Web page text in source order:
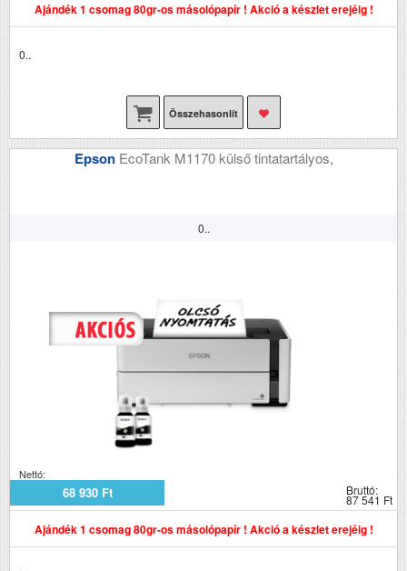
Ajándék 1 csomag 80gr-os másolópapír ! Akció a készlet erejéig !
0..
Összehasonlít
Epson EcoTank M1170 külső tintatartályos,
0..
Nettó:
68 930 Ft Bruttó:
87 541 Ft
Ajándék 1 csomag 80gr-os másolópapír ! Akció a készlet erejéig !